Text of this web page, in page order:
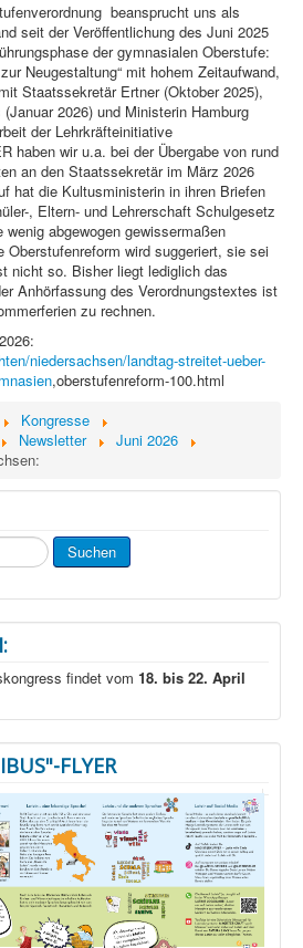
beansprucht uns als
seit der Veröffentlichung des Juni 2025
der gymnasialen Oberstufe:
Neugestaltung“ mit hohem Zeitaufwand,
Staatssekretär Ertner (Oktober 2025),
2026) und Ministerin Hamburg
der Lehrkräfteinitiative
haben wir u.a. bei der Übergabe von rund
an den Staatssekretär im März 2026
hat die Kultusministerin in ihren Briefen
, Eltern- und Lehrerschaft Schulgesetz
abgewogen gewissermaßen
Oberstufenreform wird suggeriert, sie sei
nicht so. Bisher liegt lediglich das
Anhörfassung des Verordnungstextes ist
zu rechnen.
niedersachsen/landtag-streitet-ueber-
,oberstufenreform-100.html
Kongresse
Newsletter
Juni 2026
Suchen
findet vom 18. bis 22. April
FLYER